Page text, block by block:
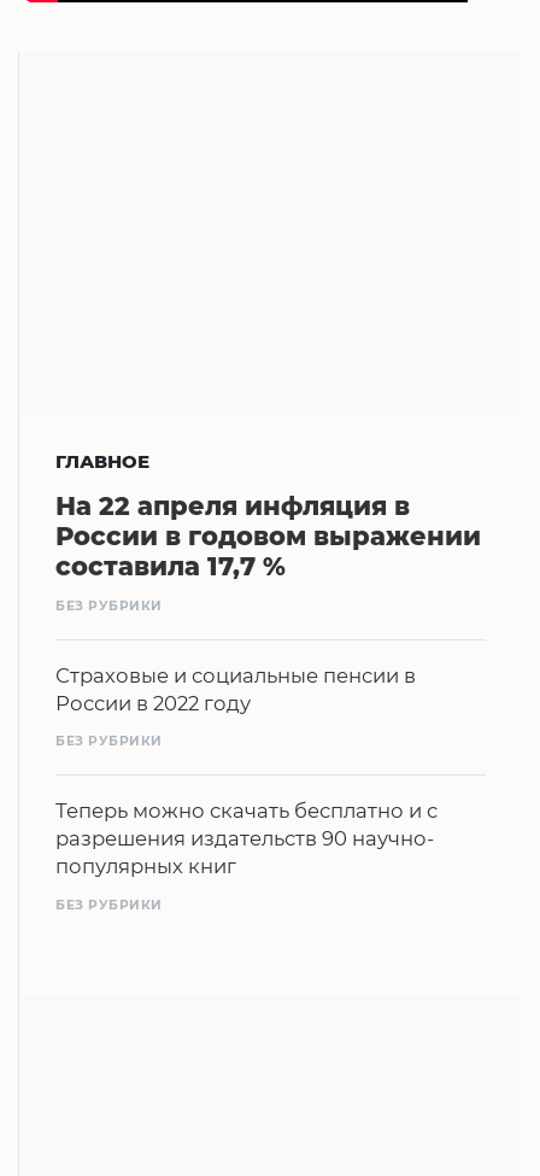
ГЛАВНОЕ
На 22 апреля инфляция в
России в годовом выражении
составила 17,7 %
БЕЗ РУБРИКИ
Страховые и социальные пенсии в
России в 2022 году
БЕЗ РУБРИКИ
Теперь можно скачать бесплатно и с
разрешения издательств 90 научно-
популярных книг
БЕЗ РУБРИКИ